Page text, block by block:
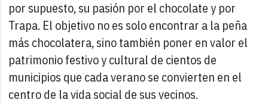
por supuesto, su pasión por el chocolate y por
Trapa. El objetivo no es solo encontrar a la peña
más chocolatera, sino también poner en valor el
patrimonio festivo y cultural de cientos de
municipios que cada verano se convierten en el
centro de la vida social de sus vecinos.